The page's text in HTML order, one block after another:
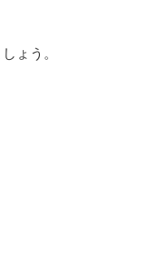
ょう。